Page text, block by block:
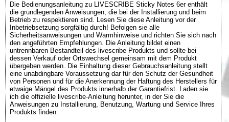
Die Bedienungsanleitung zu LIVESCRIBE Sticky Notes 6er enthält
die grundlegenden Anweisungen, die bei der Installierung und beim
Betrieb zu respektieren sind. Lesen Sie diese Anleitung vor der
Inbetriebsetzung sorgfältig durch! Befolgen sie alle
Sicherheitsanweisungen und Warmhinweise und richten Sie sich nach
den angeführten Empfehlungen. Die Anleitung bildet einen
untrennbaren Bestandteil des livescribe Produkts und sollte bei
dessen Verkauf oder Ortswechsel gemeinsam mit dem Produkt
übergeben werden. Die Einhaltung dieser Gebrauchsanleitung stellt
eine unabdingbare Voraussetzung dar für den Schutz der Gesundheit
von Personen und für die Anerkennung der Haftung des Herstellers für
etwaige Mängel des Produkts innerhalb der Garantiefrist. Laden sie
ich die offizielle livescribe-Anleitung herunter, in der Sie die
Anweisungen zu Installierung, Benutzung, Wartung und Service Ihres
Produkts finden.